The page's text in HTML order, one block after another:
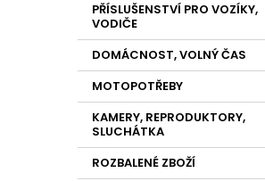
PŘÍSLUŠENSTVÍ PRO VOZÍKY,
VODIČE
DOMÁCNOST, VOLNÝ ČAS
MOTOPOTŘEBY
KAMERY, REPRODUKTORY,
SLUCHÁTKA
ROZBALENÉ ZBOŽÍ